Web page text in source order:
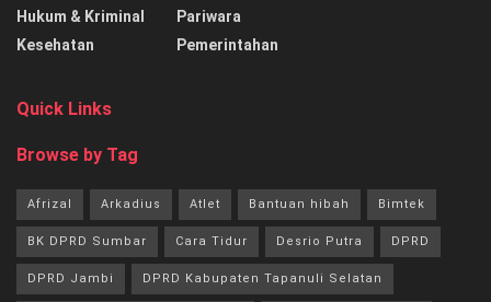
Hukum & Kriminal
Kesehatan
Pariwara
Pemerintahan
Quick Links
Browse by Tag
Afrizal Arkadius Atlet Bantuan hibah Bimtek
BK DPRD Sumbar Cara Tidur Desrio Putra DPRD
DPRD Jambi DPRD Kabupaten Tapanuli Selatan